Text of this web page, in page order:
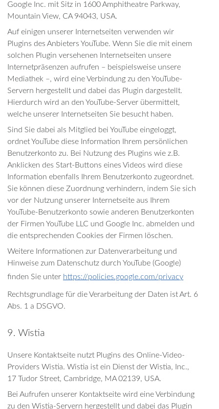
Google Inc. mit Sitz in 1600 Amphitheatre Parkway,
Mountain View, CA 94043, USA.
Auf einigen unserer Internetseiten verwenden wir
Plugins des Anbieters YouTube. Wenn Sie die mit einem
solchen Plugin versehenen Internetseiten unsere
Internetpräsenzen aufrufen – beispielsweise unsere
Mediathek –, wird eine Verbindung zu den YouTube-
Servern hergestellt und dabei das Plugin dargestellt.
Hierdurch wird an den YouTube-Server übermittelt,
welche unserer Internetseiten Sie besucht haben.
Sind Sie dabei als Mitglied bei YouTube eingeloggt,
ordnet YouTube diese Information Ihrem persönlichen
Benutzerkonto zu. Bei Nutzung des Plugins wie z.B.
Anklicken des Start-Buttons eines Videos wird diese
Information ebenfalls Ihrem Benutzerkonto zugeordnet.
Sie können diese Zuordnung verhindern, indem Sie sich
vor der Nutzung unserer Internetseite aus Ihrem
YouTube-Benutzerkonto sowie anderen Benutzerkonten
der Firmen YouTube LLC und Google Inc. abmelden und
die entsprechenden Cookies der Firmen löschen.
Weitere Informationen zur Datenverarbeitung und
Hinweise zum Datenschutz durch YouTube (Google)
finden Sie unter https://policies.google.com/privacy
Rechtsgrundlage für die Verarbeitung der Daten ist Art. 6
Abs. 1 a DSGVO.
9. Wistia
Unsere Kontaktseite nutzt Plugins des Online-Video-
Providers Wistia. Wistia ist ein Dienst der Wistia, Inc.,
17 Tudor Street, Cambridge, MA 02139, USA.
Bei Aufrufen unserer Kontaktseite wird eine Verbindung
zu den Wistia-Servern hergestellt und dabei das Plugin